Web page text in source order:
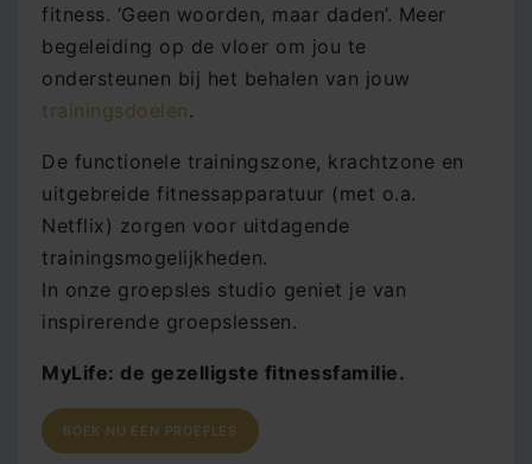
fitness. ‘Geen woorden, maar daden’. Meer
begeleiding op de vloer om jou te
ondersteunen bij het behalen van jouw
trainingsdoelen.
De functionele trainingszone, krachtzone en
uitgebreide fitnessapparatuur (met o.a.
Netflix) zorgen voor uitdagende
trainingsmogelijkheden.
In onze groepsles studio geniet je van
inspirerende groepslessen.
MyLife: de gezelligste fitnessfamilie.
BOEK NU EEN PROEFLES